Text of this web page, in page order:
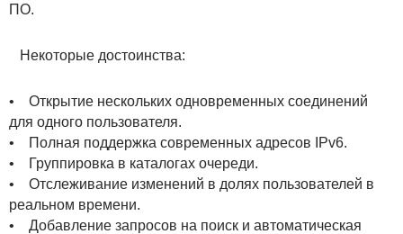
ПО.
Некоторые достоинства:
• Открытие нескольких одновременных соединений
для одного пользователя.
• Полная поддержка современных адресов IPv6.
• Группировка в каталогах очереди.
• Отслеживание изменений в долях пользователей в
реальном времени.
• Добавление запросов на поиск и автоматическая